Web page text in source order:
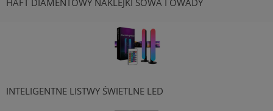
HAFT DIAMENTOWY NAKLEJKI SOWA I OWADY
INTELIGENTNE LISTWY ŚWIETLNE LED